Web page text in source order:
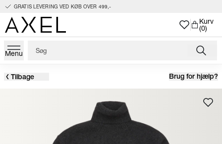
GRATIS LEVERING VED KØB OVER 499,-
Kurv
(0)
Menu
Tilbage Brug for hjælp?